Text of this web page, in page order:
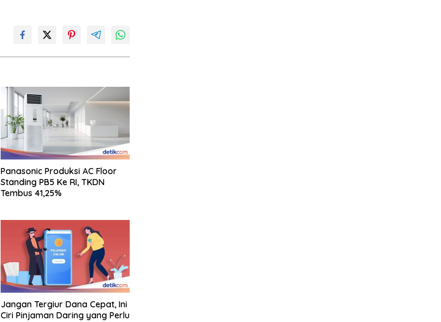
Panasonic Produksi AC Floor
Standing PB5 Ke RI, TKDN
Tembus 41,25%
Jangan Tergiur Dana Cepat, Ini
Ciri Pinjaman Daring yang Perlu